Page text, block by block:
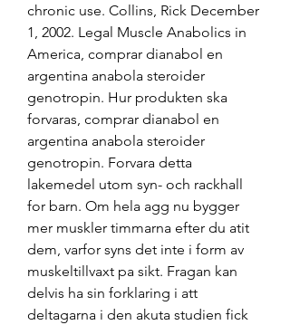
chronic use. Collins, Rick December
1, 2002. Legal Muscle Anabolics in
America, comprar dianabol en
argentina anabola steroider
genotropin. Hur produkten ska
forvaras, comprar dianabol en
argentina anabola steroider
genotropin. Forvara detta
lakemedel utom syn- och rackhall
for barn. Om hela agg nu bygger
mer muskler timmarna efter du atit
dem, varfor syns det inte i form av
muskeltillvaxt pa sikt. Fragan kan
delvis ha sin forklaring i att
deltagarna i den akuta studien fick